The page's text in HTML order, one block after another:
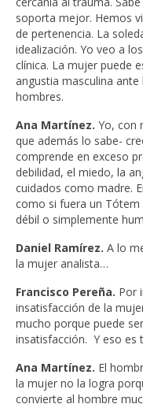
soporta mejor. Hemos
de pertenencia. La
idealización. Yo veo a
clínica. La mujer puede
angustia masculina
hombres.
Ana Martínez. Yo, con
que además lo sabe-
comprende en exceso
debilidad, el miedo, la
cuidados como madre.
como si fuera un Tótem
débil o simplemente
Daniel Ramírez. A lo
la mujer analista…
Francisco Pereña. Por
insatisfacción de la
mucho porque puede
insatisfacción. Y eso es
Ana Martínez. El
la mujer no la logra
convierte al hombre